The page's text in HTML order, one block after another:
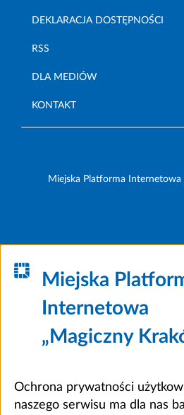
DEKLARACJA DOSTĘPNOŚCI
RSS
DLA MEDIÓW
KONTAKT
Miejska Platforma Internetowa
Miejska
Internetowa
„Magiczny
Ochrona prywatności
naszego serwisu ma dla nas